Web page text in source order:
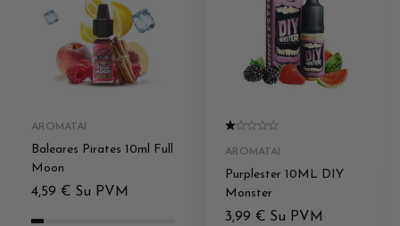
AROMATAI
Baleares Pirates 10ml Full
Moon
4,59 € Su PVM
AROMATAI
Purplester 10ML DIY
Monster
3,99 € Su PVM